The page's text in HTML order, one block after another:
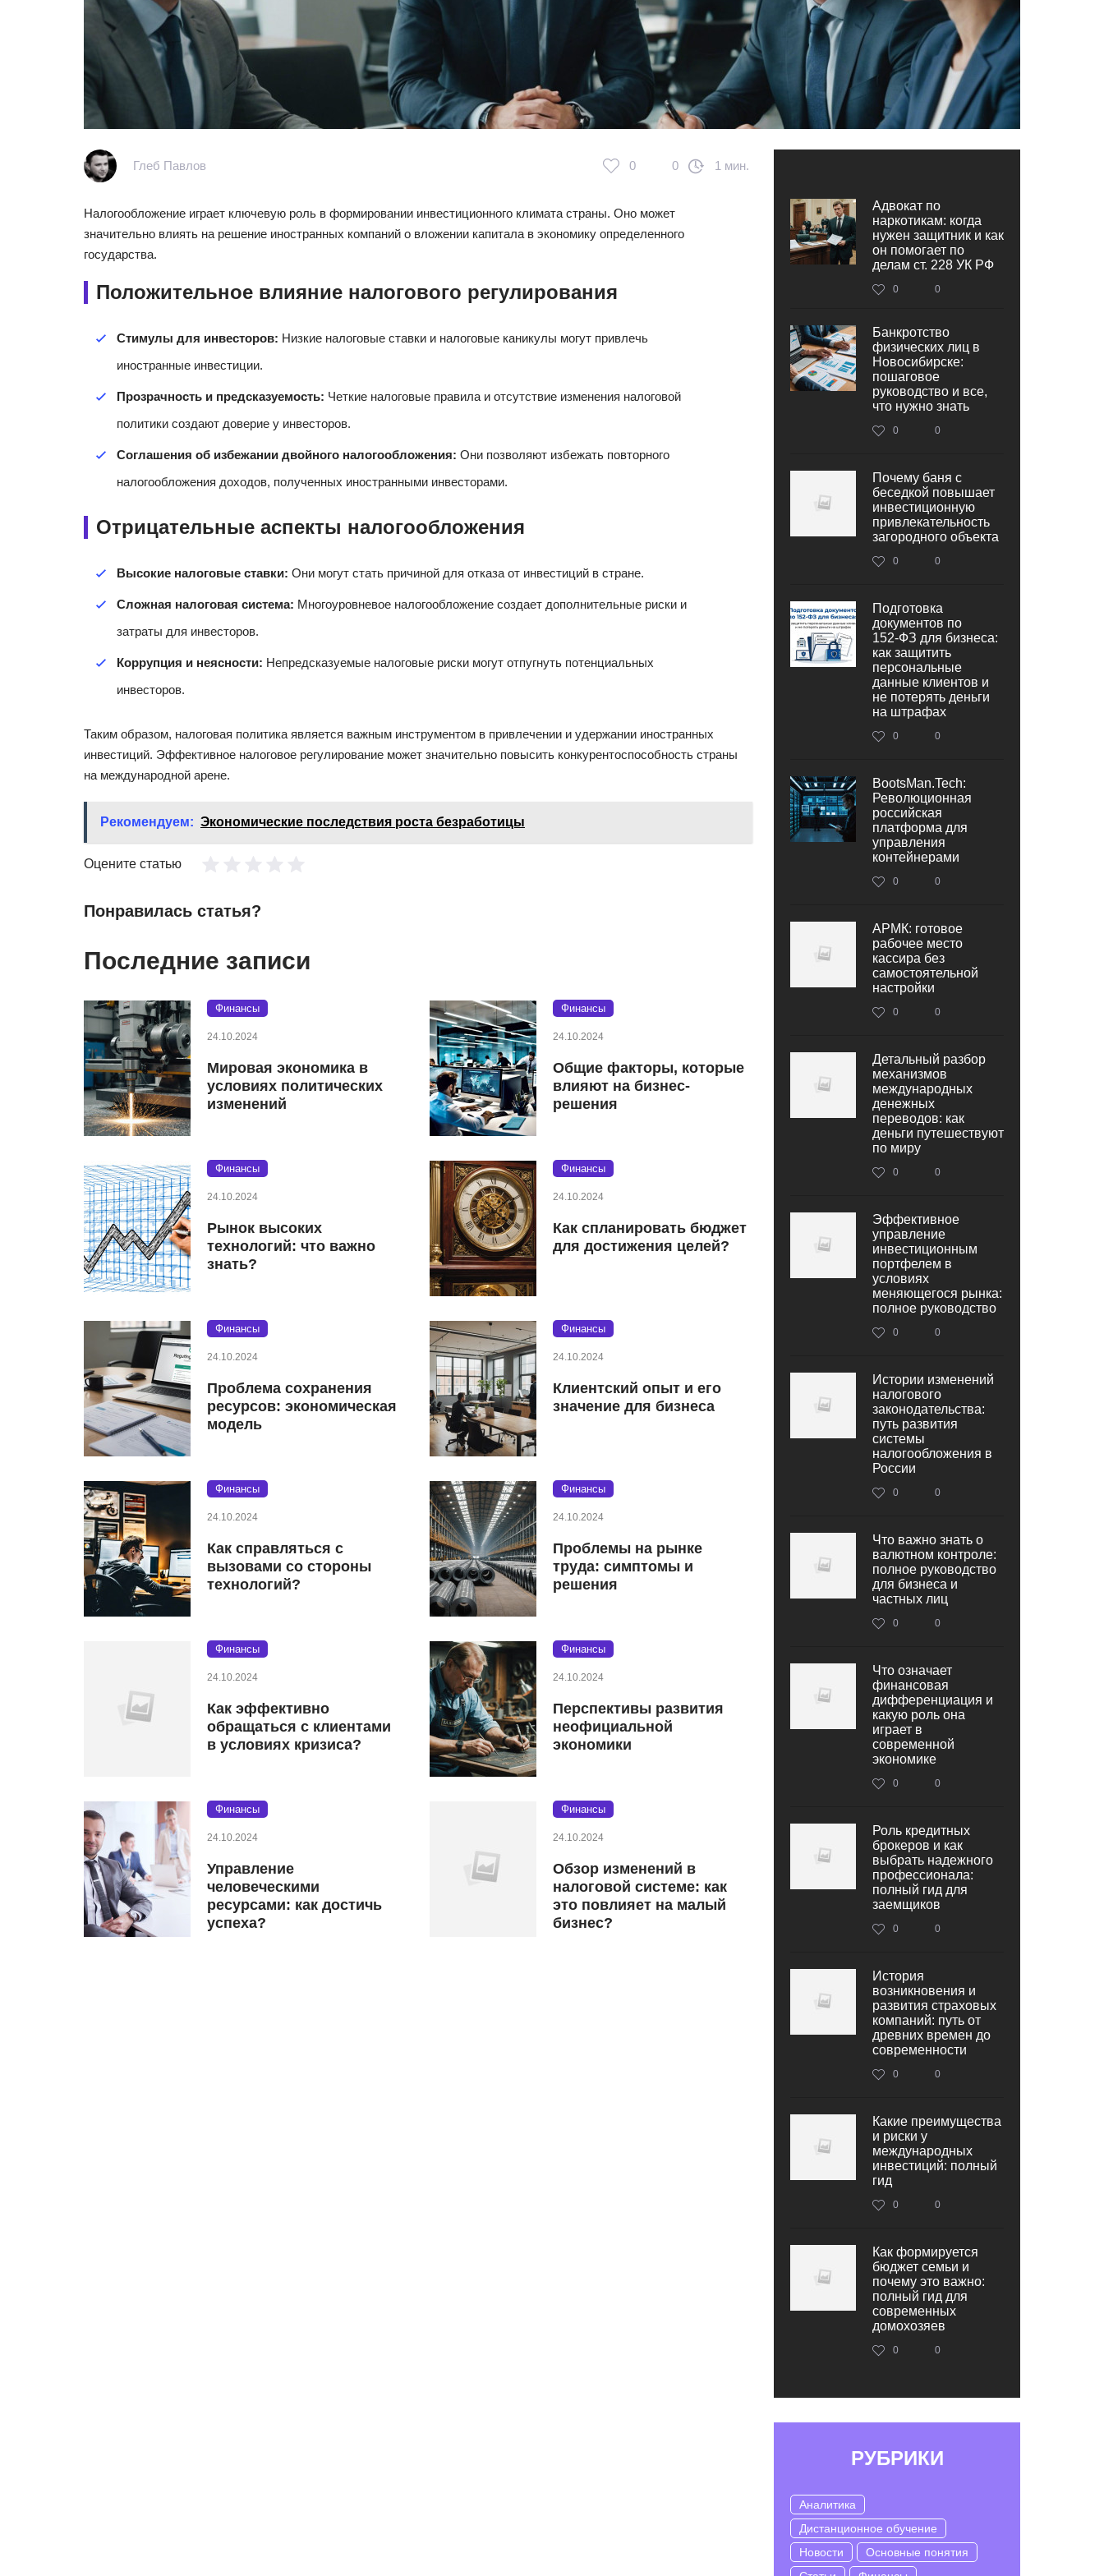
Глеб Павлов 0 0 1 мин.
Налогообложение играет ключевую роль в формировании инвестиционного климата страны. Оно может
значительно влиять на решение иностранных компаний о вложении капитала в экономику определенного
государства.
Положительное влияние налогового регулирования
Стимулы для инвесторов: Низкие налоговые ставки и налоговые каникулы могут привлечь
иностранные инвестиции.
Прозрачность и предсказуемость: Четкие налоговые правила и отсутствие изменения налоговой
политики создают доверие у инвесторов.
Соглашения об избежании двойного налогообложения: Они позволяют избежать повторного
налогообложения доходов, полученных иностранными инвесторами.
Отрицательные аспекты налогообложения
Высокие налоговые ставки: Они могут стать причиной для отказа от инвестиций в стране.
Сложная налоговая система: Многоуровневое налогообложение создает дополнительные риски и
затраты для инвесторов.
Коррупция и неясности: Непредсказуемые налоговые риски могут отпугнуть потенциальных
инвесторов.
Таким образом, налоговая политика является важным инструментом в привлечении и удержании иностранных
инвестиций. Эффективное налоговое регулирование может значительно повысить конкурентоспособность страны
на международной арене.
Рекомендуем: Экономические последствия роста безработицы
Оцените статью
Понравилась статья?
Последние записи
Финансы
24.10.2024
Мировая экономика в
условиях политических
изменений
Финансы
24.10.2024
Общие факторы, которые
влияют на бизнес-
решения
Финансы
24.10.2024
Рынок высоких
технологий: что важно
знать?
Финансы
24.10.2024
Как спланировать бюджет
для достижения целей?
Финансы
24.10.2024
Проблема сохранения
ресурсов: экономическая
модель
Финансы
24.10.2024
Клиентский опыт и его
значение для бизнеса
Финансы
24.10.2024
Как справляться с
вызовами со стороны
технологий?
Финансы
24.10.2024
Проблемы на рынке
труда: симптомы и
решения
Финансы
24.10.2024
Как эффективно
обращаться с клиентами
в условиях кризиса?
Финансы
24.10.2024
Перспективы развития
неофициальной
экономики
Финансы
24.10.2024
Управление
человеческими
ресурсами: как достичь
успеха?
Финансы
24.10.2024
Обзор изменений в
налоговой системе: как
это повлияет на малый
бизнес?
Адвокат по
наркотикам: когда
нужен защитник и как
он помогает по
делам ст. 228 УК РФ
0 0
Банкротство
физических лиц в
Новосибирске:
пошаговое
руководство и все,
что нужно знать
0 0
Почему баня с
беседкой повышает
инвестиционную
привлекательность
загородного объекта
0 0
Подготовка
документов по
152‑ФЗ для бизнеса:
как защитить
персональные
данные клиентов и
не потерять деньги
на штрафах
0 0
BootsMan.Tech:
Революционная
российская
платформа для
управления
контейнерами
0 0
АРМК: готовое
рабочее место
кассира без
самостоятельной
настройки
0 0
Детальный разбор
механизмов
международных
денежных
переводов: как
деньги путешествуют
по миру
0 0
Эффективное
управление
инвестиционным
портфелем в
условиях
меняющегося рынка:
полное руководство
0 0
Истории изменений
налогового
законодательства:
путь развития
системы
налогообложения в
России
0 0
Что важно знать о
валютном контроле:
полное руководство
для бизнеса и
частных лиц
0 0
Что означает
финансовая
дифференциация и
какую роль она
играет в
современной
экономике
0 0
Роль кредитных
брокеров и как
выбрать надежного
профессионала:
полный гид для
заемщиков
0 0
История
возникновения и
развития страховых
компаний: путь от
древних времен до
современности
0 0
Какие преимущества
и риски у
международных
инвестиций: полный
гид
0 0
Как формируется
бюджет семьи и
почему это важно:
полный гид для
современных
домохозяев
0 0
РУБРИКИ
Аналитика
Дистанционное обучение
Новости
Основные понятия